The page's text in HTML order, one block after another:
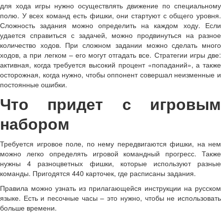
для хода игры нужно осуществлять движение по специальному
полю. У всех команд есть фишки, они стартуют с общего уровня.
Сложность задания можно определить на каждом ходу. Если
удается справиться с задачей, можно продвинуться на разное
количество ходов. При сложном задании можно сделать много
ходов, а при легком – его могут отгадать все. Стратегии игры две:
активная, когда требуется высокий процент «попаданий», а также
осторожная, когда нужно, чтобы оппонент совершал неизменные и
постоянные ошибки.
Что придет с игровым
набором
Требуется игровое поле, по нему передвигаются фишки, на нем
можно легко определять игровой командный прогресс. Также
нужны 4 разноцветных фишки, которые используют разные
команды. Пригодятся 440 карточек, где расписаны задания.
Правила можно узнать из прилагающейся инструкции на русском
языке. Есть и песочные часы – это нужно, чтобы не использовать
больше времени.